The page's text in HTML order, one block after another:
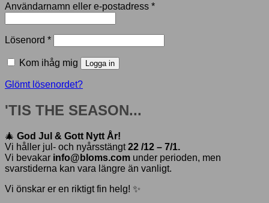
Användarnamn eller e-postadress *Obligatoriskt
Lösenord *Obligatoriskt
Kom ihåg mig Logga in
Glömt lösenordet?
'TIS THE SEASON...
🎄 God Jul & Gott Nytt År!
Vi håller jul- och nyårsstängt22 /12 – 7/1.
Vi bevakar info@bloms.com under perioden, men
svarstiderna kan vara längre än vanligt.
Vi önskar er en riktigt fin helg! ✨